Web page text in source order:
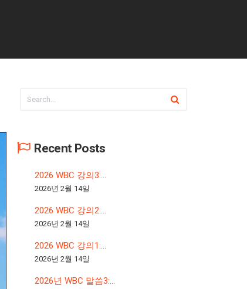
Recent Posts
2026 WBC 강의3:...
2026년 2월 14일
2026 WBC 강의2:...
2026년 2월 14일
2026 WBC 강의1:...
2026년 2월 14일
2026년 WBC 말씀3:...